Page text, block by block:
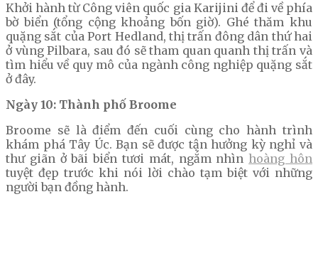
Khởi hành từ Công viên quốc gia Karijini để đi về phía
bờ biển (tổng cộng khoảng bốn giờ). Ghé thăm khu
quặng sắt của Port Hedland, thị trấn đông dân thứ hai
ở vùng Pilbara, sau đó sẽ tham quan quanh thị trấn và
tìm hiểu về quy mô của ngành công nghiệp quặng sắt
ở đây.
Ngày 10: Thành phố Broome
Broome sẽ là điểm đến cuối cùng cho hành trình
khám phá Tây Úc. Bạn sẽ được tận hưởng kỳ nghỉ và
thư giãn ở bãi biển tươi mát, ngắm nhìn hoàng hôn
tuyệt đẹp trước khi nói lời chào tạm biệt với những
người bạn đồng hành.